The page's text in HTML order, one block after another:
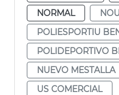
NORMAL
POLIESPORTIU
POLIDEPORTIVO
NUEVO MESTALLA
US COMERCIAL